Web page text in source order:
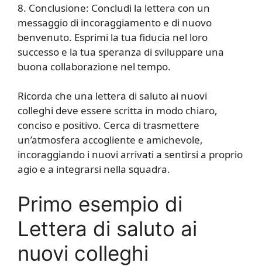
8. Conclusione: Concludi la lettera con un
messaggio di incoraggiamento e di nuovo
benvenuto. Esprimi la tua fiducia nel loro
successo e la tua speranza di sviluppare una
buona collaborazione nel tempo.
Ricorda che una lettera di saluto ai nuovi
colleghi deve essere scritta in modo chiaro,
conciso e positivo. Cerca di trasmettere
un’atmosfera accogliente e amichevole,
incoraggiando i nuovi arrivati a sentirsi a proprio
agio e a integrarsi nella squadra.
Primo esempio di
Lettera di saluto ai
nuovi colleghi